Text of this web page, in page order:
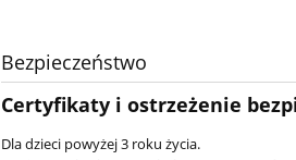
Bezpieczeństwo
Certyfikaty i ostrzeżenie
Dla dzieci powyżej 3 roku życia.